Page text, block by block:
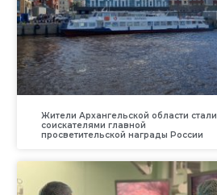
Жители Архангельской области стали
соискателями главной
просветительской награды России